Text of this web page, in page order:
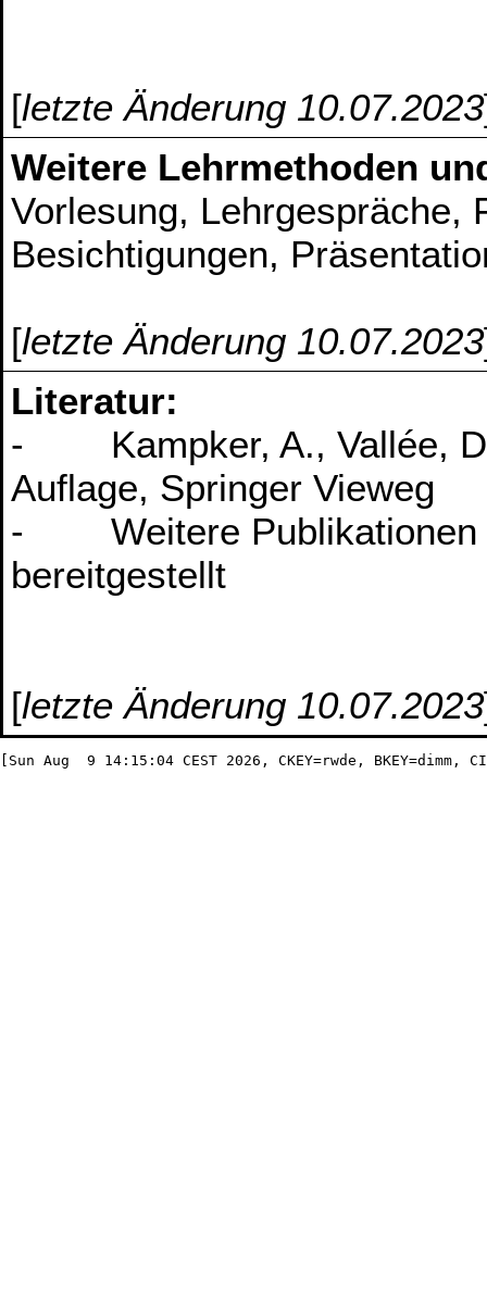
[letzte Änderung 10.07.2023
Weitere Lehrmethoden
Vorlesung, Lehrgespräche,
Besichtigungen,
[letzte Änderung 10.07.2023
Literatur:
- Kampker, A., Vallée,
Auflage, Springer Vieweg
- Weitere Publikationen
bereitgestellt
[letzte Änderung 10.07.2023